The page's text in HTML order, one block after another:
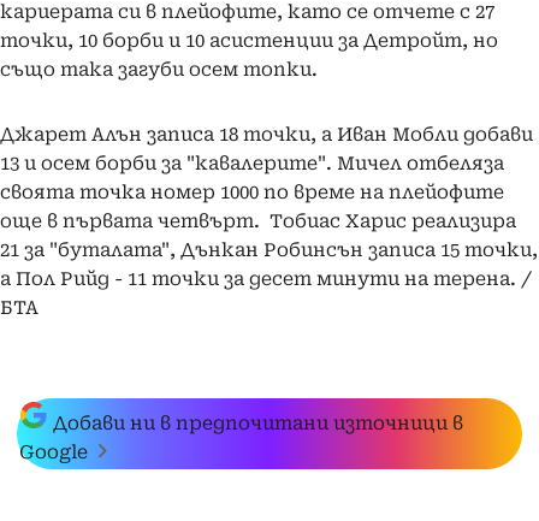
кариерата си в плейофите, като се отчете с 27
точки, 10 борби и 10 асистенции за Детройт, но
също така загуби осем топки.
Джарет Алън записа 18 точки, а Иван Мобли добави
13 и осем борби за "кавалерите". Мичел отбеляза
своята точка номер 1000 по време на плейофите
още в първата четвърт. Тобиас Харис реализира
21 за "буталата", Дънкан Робинсън записа 15 точки,
а Пол Рийд - 11 точки за десет минути на терена. /
БТА
Добави ни в предпочитани източници в
Google